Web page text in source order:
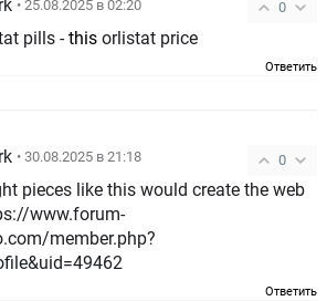
0
• 25.08.2025 в 02:20
pills -this orlistat price
Ответить
0
• 30.08.2025 в 21:18
pieces like this would create the web
www.forum-
member.php?
Ответить